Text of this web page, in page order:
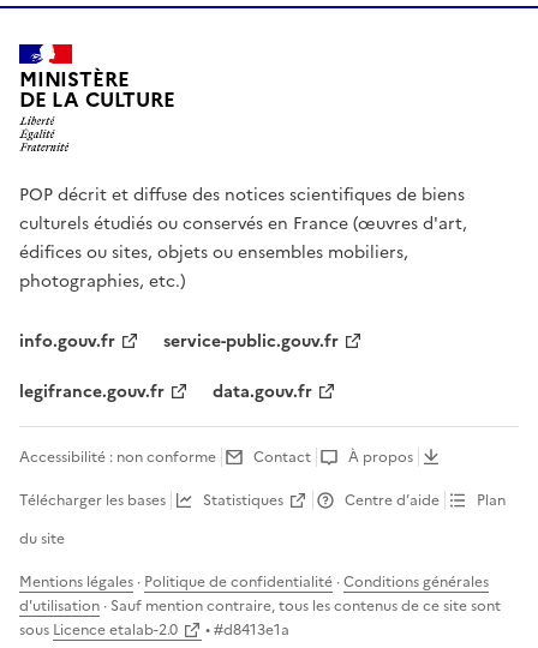
MINISTÈRE
DE LA CULTURE
POP décrit et diffuse des notices scientifiques de biens
culturels étudiés ou conservés en France (œuvres d'art,
édifices ou sites, objets ou ensembles mobiliers,
photographies, etc.)
info.gouv.fr
service-public.gouv.fr
legifrance.gouv.fr
data.gouv.fr
Accessibilité : non conforme Contact
À propos
Télécharger les bases
Statistiques Centre d’aide
Plan
du site
Mentions légales · Politique de confidentialité ·Conditions générales
d'utilisation · Sauf mention contraire, tous les contenus de ce site sont
sous Licence etalab-2.0 • #d8413e1a